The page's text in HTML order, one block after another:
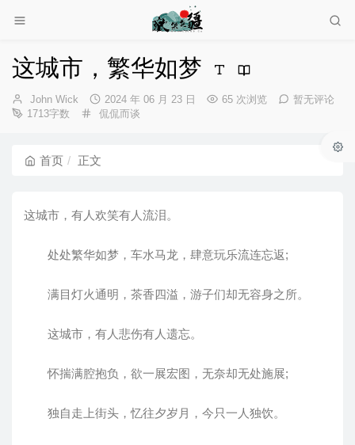
这城市，繁华如梦
博
主：
John Wick
发
布
2024 年 06 月 23 日 65 次浏览
暂无评论
1713字数
分
侃侃而谈
首页 正文
这城市，有人欢笑有人流泪。
处处繁华如梦，车水马龙，肆意玩乐流连忘返;
满目灯火通明，茶香四溢，游子们却无容身之所。
这城市，有人悲伤有人遗忘。
怀揣满腔抱负，欲一展宏图，无奈却无处施展;
独自走上街头，忆往夕岁月，今只一人独饮。